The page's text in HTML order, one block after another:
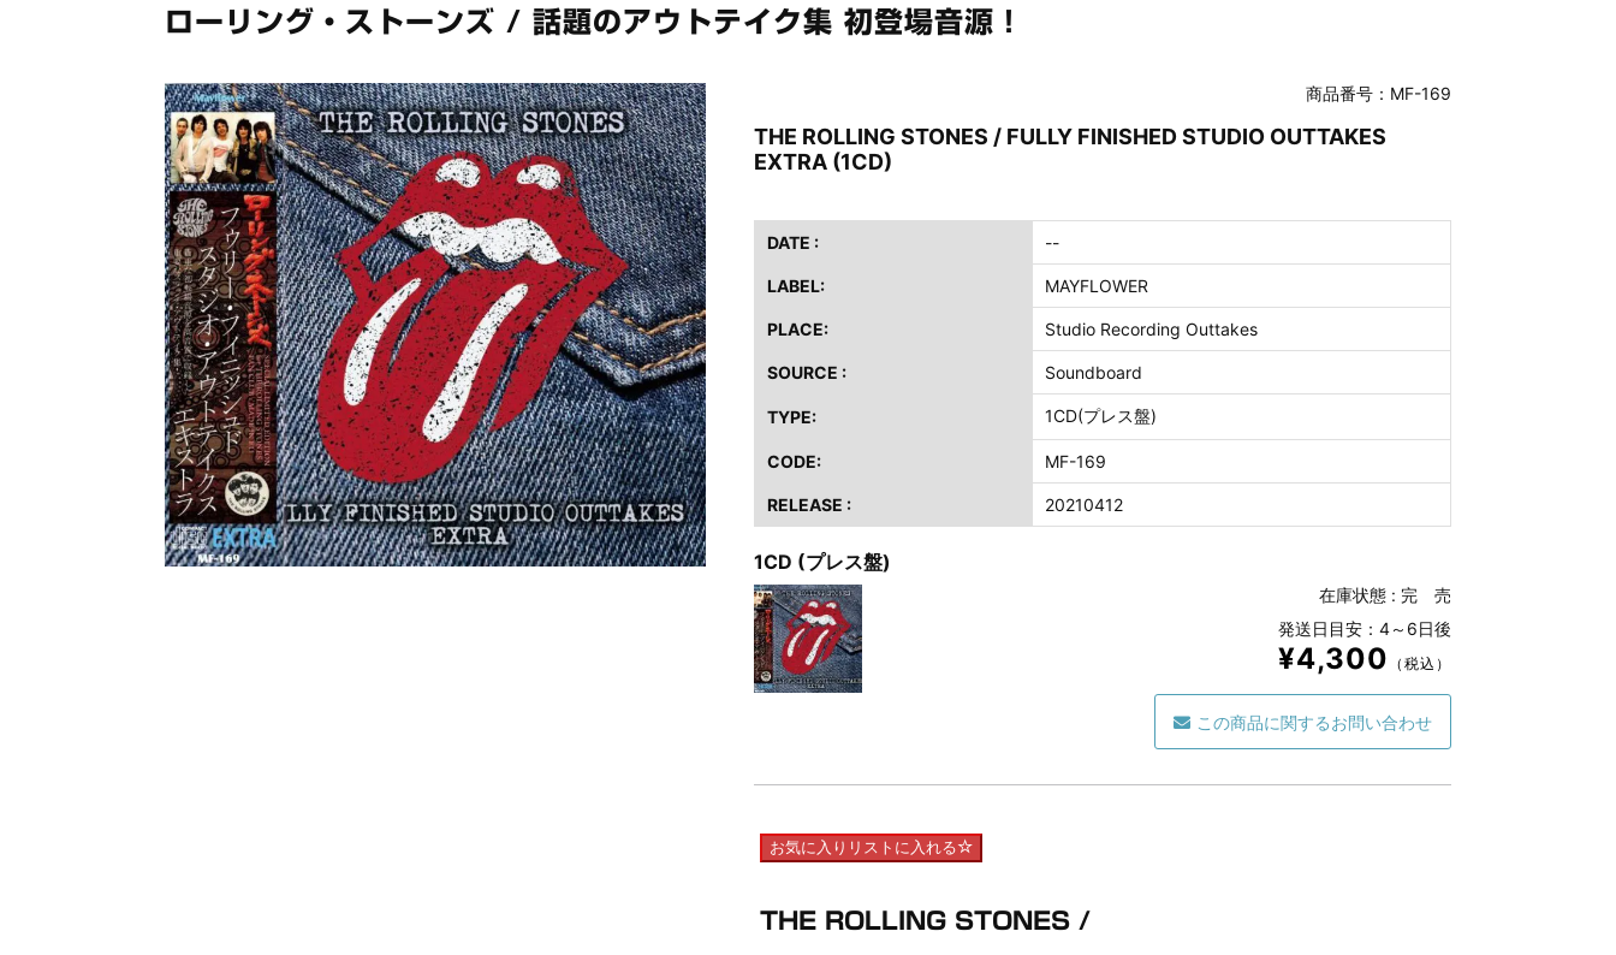
*NEW RELEASE (最新約3ヶ月) 2024.6.20 マネスキン / 2024年6月9日 ドイツ ROCK AM RING 公演 FHD 完全収録！
2024.6.9
*NEW RELEASE (最新約3ヶ月) 2024.6.9 ユーライア・ヒープ / 2023年8月3日 ドイツ W.O.A. 公演 FHD 完全収録！
*NEW RELEASE (最新約3ヶ月) 2024.6.9 ジャーニー / 1979年5月8+9日 コロラド州 2公演 SBD 完全収録！
*NEW RELEASE (最新約3ヶ月) 2024.11.9 NGHFB / 2024年7月28日 フジロック’24公演 超高音質AI-SBD！
*NEW RELEASE (最新約3ヶ月) 2024.8.24 ウォーニング / 2024年4月22日 英リーズ公演 超高音質IEM+Aud！
*NEW RELEASE (最新約3ヶ月) 2024.6.24 ビリー・ジョエル / 2024年3月24日 100Aniv. 米M.S.G公演 完全収録！
*NEW RELEASE (最新約3ヶ月)
2024.6.24
リアム・ギャラガー / 2024年6月3日 カーディフ公演 IEM/AUD 完全収録！
*NEW RELEASE (最新約3ヶ月) 2024.6.24 スコーピオンズ / 2024年6月15日 リスボン公演 FHD 完全収録！
*NEW RELEASE (最新約3ヶ月) 2024.6.20 マネスキン / 2024年6月9日 ドイツ ROCK AM RING 公演 FHD 完全収録！
*NEW RELEASE (最新約3ヶ月) 2024.6.9 リアム・ギャラガー / 2024年6月1日 英国シェフィールド公演 完全収録！
*NEW RELEASE (最新約3ヶ月) 2024.6.9 メガデス / 2023年8月4日 ドイツ W.O.A. 公演 FHD 完全収録！
*NEW RELEASE (最新約3ヶ月) 2024.6.9 ユーライア・ヒープ / 2023年8月3日 ドイツ W.O.A. 公演 FHD 完全収録！
*NEW RELEASE (最新約3ヶ月) 2024.6.9 ジャーニー / 1979年5月8+9日 コロラド州 2公演 SBD 完全収録！
ローリング・ストーンズ / 話題のアウトテイク集 初登場音源！
商品番号：MF-169
THE ROLLING STONES / FULLY FINISHED STUDIO OUTTAKES
EXTRA (1CD)
DATE : --
LABEL: MAYFLOWER
PLACE: Studio Recording Outtakes
SOURCE : Soundboard
TYPE: 1CD(プレス盤)
CODE: MF-169
RELEASE : 20210412
1CD (プレス盤)
在庫状態 : 完 売
発送日目安：4～6日後
¥4,300 （税込）
この商品に関するお問い合わせ
お気に入りリストに入れる
THE ROLLING STONES /